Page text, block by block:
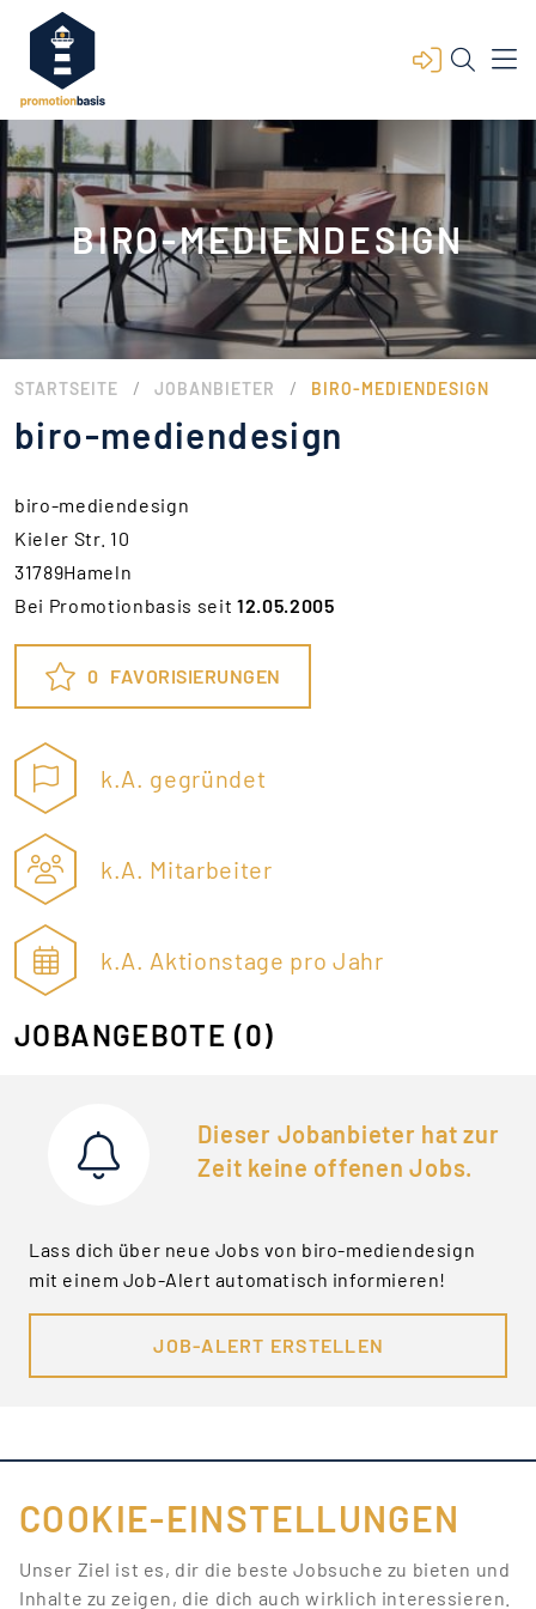
BIRO-MEDIENDESIGN
STARTSEITE / JOBANBIETER / BIRO-MEDIENDESIGN
biro-mediendesign
biro-mediendesign
Kieler Str. 10
31789Hameln
Bei Promotionbasis seit12.05.2005
0 FAVORISIERUNGEN
k.A. gegründet
k.A. Mitarbeiter
k.A. Aktionstage pro Jahr
JOBANGEBOTE (0)
Dieser Jobanbieter hat zur
Zeit keine offenen Jobs.
Lass dich über neue Jobs von biro-mediendesign
mit einem Job-Alert automatisch informieren!
JOB-ALERT ERSTELLEN
FÜR JOBANBIETER
LINKS
COOKIE-EINSTELLUNGEN
Unser Ziel ist es, dir die beste Jobsuche zu bieten und
Inhalte zu zeigen, die dich auch wirklich interessieren.